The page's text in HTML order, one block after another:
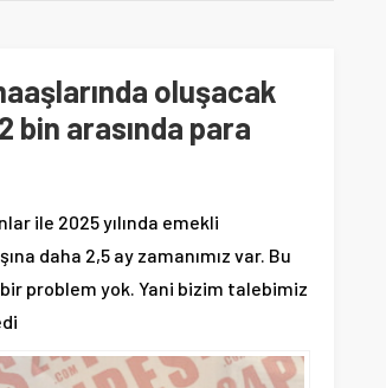
oluşacak
bin arasında para
ile 2025 yılında emekli
daha 2,5 ay zamanımız var. Bu
problem yok. Yani bizim talebimiz